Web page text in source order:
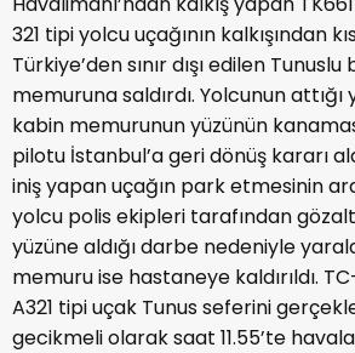
321 tipi yolcu uçağının kalkışından
Türkiye’den sınır dışı edilen
memuruna saldırdı. Yolcunun
kabin memurunun yüzünün
pilotu İstanbul’a geri dönüş kararı
iniş yapan uçağın park etmesinin
yolcu polis ekipleri tarafından
yüzüne aldığı darbe nedeniyle
memuru ise hastaneye kaldırıldı.
A321 tipi uçak Tunus seferini
gecikmeli olarak saat 11.55’te